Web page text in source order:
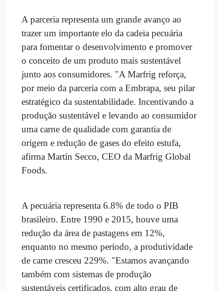
A parceria representa um grande avanço ao
trazer um importante elo da cadeia pecuária
para fomentar o desenvolvimento e promover
o conceito de um produto mais sustentável
junto aos consumidores. "A Marfrig reforça,
por meio da parceria com a Embrapa, seu pilar
estratégico da sustentabilidade. Incentivando a
produção sustentável e levando ao consumidor
uma carne de qualidade com garantia de
origem e redução de gases do efeito estufa,
afirma Martín Secco, CEO da Marfrig Global
Foods.
A pecuária representa 6.8% de todo o PIB
brasileiro. Entre 1990 e 2015, houve uma
redução da área de pastagens em 12%,
enquanto no mesmo período, a produtividade
de carne cresceu 229%. "Estamos avançando
também com sistemas de produção
sustentáveis certificados, com alto grau de